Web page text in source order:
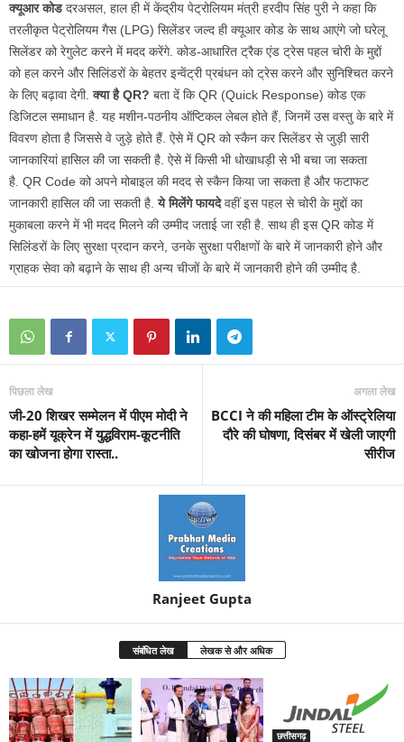
क्यूआर कोडदरअसल, हाल ही में केंद्रीय पेट्रोलियम मंत्री हरदीप सिंह पुरी ने कहा कि
तरलीकृत पेट्रोलियम गैस (LPG) सिलेंडर जल्द ही क्यूआर कोड के साथ आएंगे जो घरेलू
सिलेंडर को रेगुलेट करने में मदद करेंगे. कोड-आधारित ट्रैक एंड ट्रेस पहल चोरी के मुद्दों
को हल करने और सिलिंडरों के बेहतर इन्वेंट्री प्रबंधन को ट्रेस करने और सुनिश्चित करने
के लिए बढ़ावा देगी.क्या है QR? बता दें कि QR (Quick Response) कोड एक
डिजिटल समाधान है. यह मशीन-पठनीय ऑप्टिकल लेबल होते हैं, जिनमें उस वस्तु के बारे में
विवरण होता है जिससे वे जुड़े होते हैं. ऐसे में QR को स्कैन कर सिलेंडर से जुड़ी सारी
जानकारियां हासिल की जा सकती है. ऐसे में किसी भी धोखाधड़ी से भी बचा जा सकता
है. QR Code को अपने मोबाइल की मदद से स्कैन किया जा सकता है और फटाफट
जानकारी हासिल की जा सकती है.ये मिलेंगे फायदेवहीं इस पहल से चोरी के मुद्दों का
मुकाबला करने में भी मदद मिलने की उम्मीद जताई जा रही है. साथ ही इस QR कोड में
सिलिंडरों के लिए सुरक्षा प्रदान करने, उनके सुरक्षा परीक्षणों के बारे में जानकारी होने और
ग्राहक सेवा को बढ़ाने के साथ ही अन्य चीजों के बारे में जानकारी होने की उम्मीद है.
पिछला लेख
जी-20 शिखर सम्मेलन में पीएम मोदी ने
कहा-हमें यूक्रेन में युद्धविराम-कूटनीति
का खोजना होगा रास्ता..
अगला लेख
BCCI ने की महिला टीम के ऑस्ट्रेलिया
दौरे की घोषणा, दिसंबर में खेली जाएगी
सीरीज
Ranjeet Gupta
संबंधित लेख लेखक से और अधिक
छत्तीसगढ़